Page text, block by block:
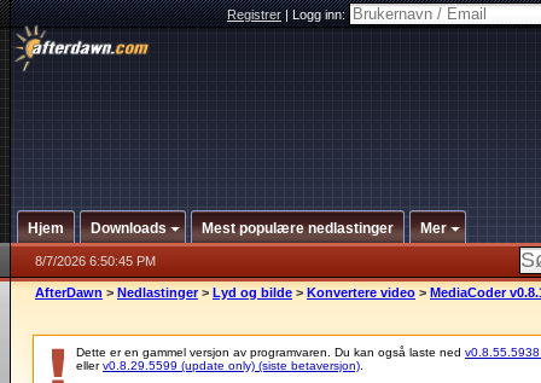
Registrer|Logg inn:
Hjem Downloads Mest populære nedlastinger Mer
8/7/2026 6:50:45 PM
AfterDawn > Nedlastinger > Lyd og bilde > Konvertere video > MediaCoder
Dette er en gammel versjon av programvaren. Du kan også laste ned v0.8.55.5938
ellerv0.8.29.5599 (update only) (siste betaversjon)